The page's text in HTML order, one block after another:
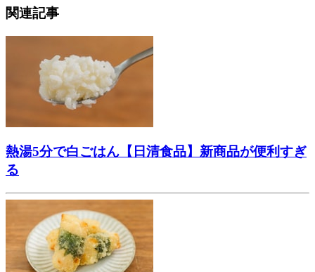
関連記事
熱湯5分で白ごはん【日清食品】新商品が便利すぎ
る